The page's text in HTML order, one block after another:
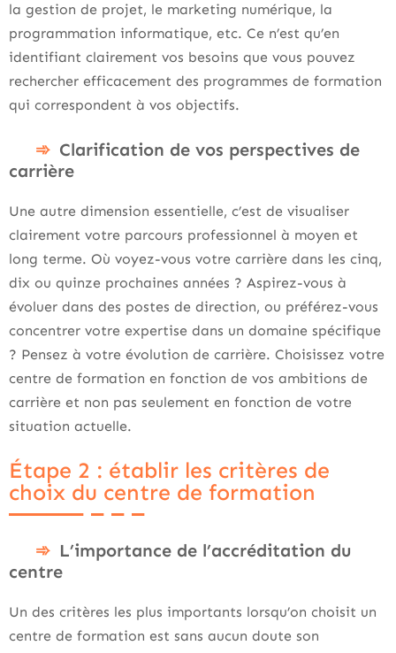
la gestion de projet, le marketing numérique, la
programmation informatique, etc. Ce n’est qu’en
identifiant clairement vos besoins que vous pouvez
rechercher efficacement des programmes de formation
qui correspondent à vos objectifs.
Clarification de vos perspectives de
carrière
Une autre dimension essentielle, c’est de visualiser
clairement votre parcours professionnel à moyen et
long terme. Où voyez-vous votre carrière dans les cinq,
dix ou quinze prochaines années ? Aspirez-vous à
évoluer dans des postes de direction, ou préférez-vous
concentrer votre expertise dans un domaine spécifique
? Pensez à votre évolution de carrière. Choisissez votre
centre de formation en fonction de vos ambitions de
carrière et non pas seulement en fonction de votre
situation actuelle.
Étape 2 : établir les critères de
choix du centre de formation
L’importance de l’accréditation du
centre
Un des critères les plus importants lorsqu’on choisit un
centre de formation est sans aucun doute son